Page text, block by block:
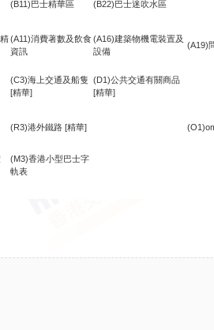
(B11)巴士精華區 (B22)巴士迷吹水區
(A11)消費著數及飲食
資訊
(A16)建築物機電裝置及
設備
(A19)
(C3)海上交通及船隻
[精華]
(D1)公共交通有關商品
[精華]
(R3)港外鐵路 [精華]
(M3)香港小型巴士字
軌表